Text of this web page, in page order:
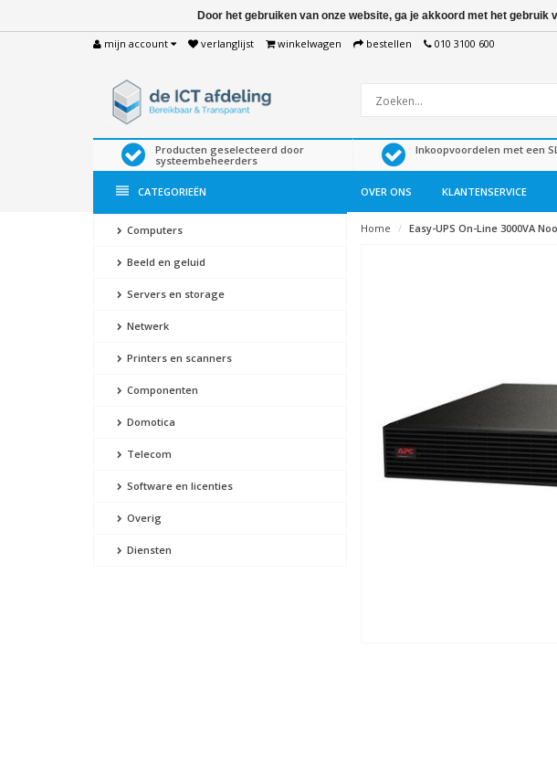
mijn account verlanglijst winkelwagen bestellen 010 3100 600
Producten geselecteerd door
systeembeheerders
Inkoopvoordelen met een
CATEGORIEËN OVER ONS KLANTENSERVICE
Computers
Beeld en geluid
Servers en storage
Netwerk
Printers en scanners
Componenten
Domotica
Telecom
Software en licenties
Overig
Diensten
Home Easy-UPS On-Line 3000VA
Door het gebruiken van onze website, ga je akkoord met het